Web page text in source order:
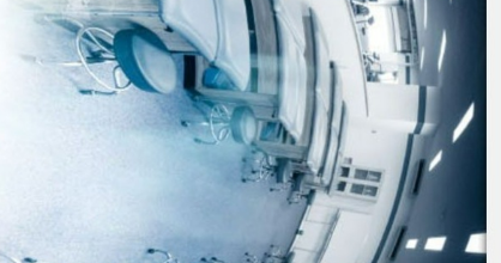
過去問題集